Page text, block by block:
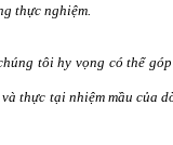
thực nghiệm.
tôi hy vọng có thể
thực tại nhiệm mầu của